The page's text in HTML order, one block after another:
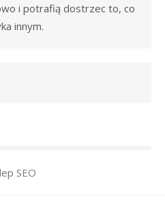
i potrafią dostrzec to, co
innym.
SEO